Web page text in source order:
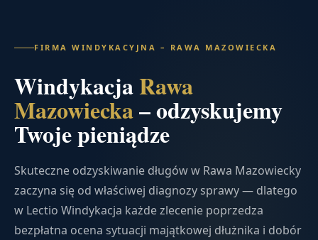
FIRMA WINDYKACYJNA – RAWA MAZOWIECKA
WindykacjaRawa
Mazowiecka– odzyskujemy
Twoje pieniądze
Skuteczne odzyskiwanie długów w Rawa Mazowiecky
zaczyna się od właściwej diagnozy sprawy — dlatego
w Lectio Windykacja każde zlecenie poprzedza
bezpłatna ocena sytuacji majątkowej dłużnika i dobór